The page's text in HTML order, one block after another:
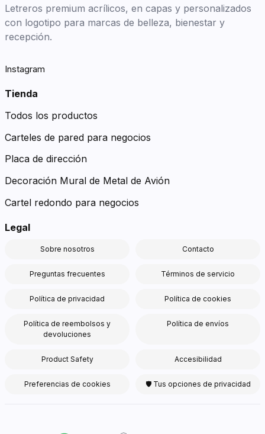
Letreros premium acrílicos, en capas y personalizados
con logotipo para marcas de belleza, bienestar y
recepción.
Instagram
Tienda
Todos los productos
Carteles de pared para negocios
Placa de dirección
Decoración Mural de Metal de Avión
Cartel redondo para negocios
Legal
Sobre nosotros Contacto
Preguntas frecuentes Términos de servicio
Política de privacidad Política de cookies
Política de reembolsos y
devoluciones
Política de envíos
Product Safety Accesibilidad
Preferencias de cookies 🛡 Tus opciones de privacidad